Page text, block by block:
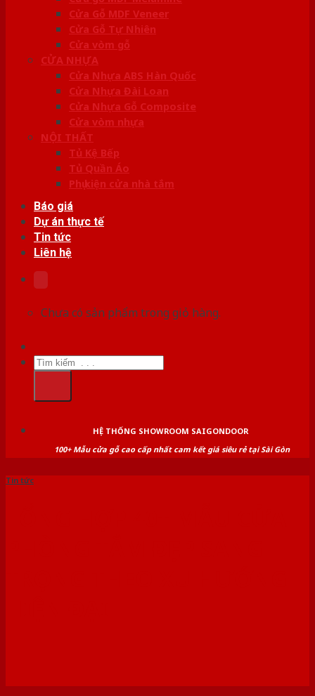
Cửa Gỗ MDF Veneer
Cửa Gỗ Tự Nhiên
Cửa vòm gỗ
CỬA NHỰA
Cửa Nhựa ABS Hàn Quốc
Cửa Nhựa Đài Loan
Cửa Nhựa Gỗ Composite
Cửa vòm nhựa
NỘI THẤT
Tủ Kệ Bếp
Tủ Quần Áo
Phụ kiện cửa nhà tắm
Báo giá
Dự án thực tế
Tin tức
Liên hệ
Chưa có sản phẩm trong giỏ hàng.
Tìm
kiếm:
HỆ THỐNG SHOWROOM SAIGONDOOR
100+ Mẫu cửa gỗ cao cấp nhất cam kết giá siêu rẻ tại Sài Gòn
Tin tức